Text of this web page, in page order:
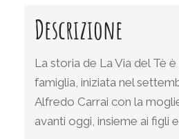
Descrizione
La storia de La Via del Tè
famiglia, iniziata nel
Alfredo Carrai con la
avanti oggi, insieme ai figli